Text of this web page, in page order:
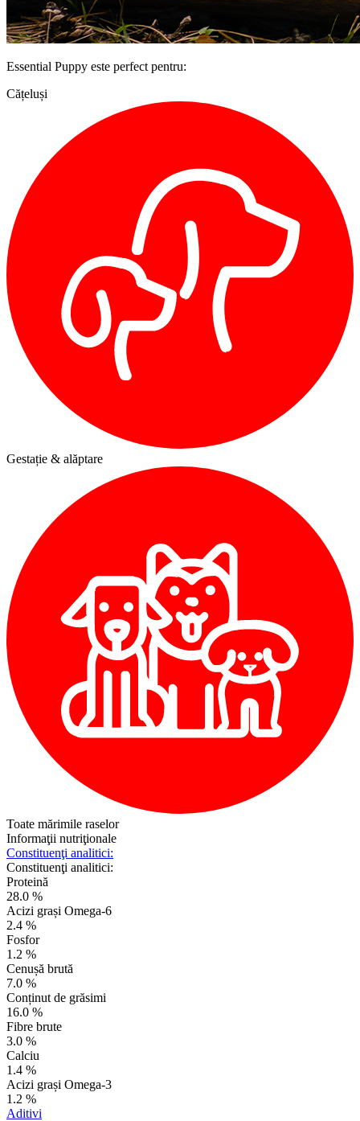
Essential Puppy este perfect pentru:
Cățeluși
Gestație & alăptare
Toate mărimile raselor
Informaţii nutriţionale
Constituenţi analitici:
Constituenţi analitici:
Proteină
28.0 %
Acizi grași Omega-6
2.4 %
Fosfor
1.2 %
Cenușă brută
7.0 %
Conținut de grăsimi
16.0 %
Fibre brute
3.0 %
Calciu
1.4 %
Acizi grași Omega-3
1.2 %
Aditivi